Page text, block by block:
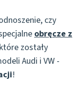
czy
obręcze z
zostały
Audi i VW -
!